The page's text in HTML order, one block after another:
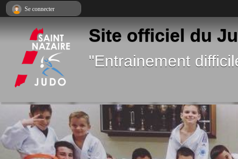
Site officiel du
"Entrainement
Se connecter
Panneau de gestion des cookies